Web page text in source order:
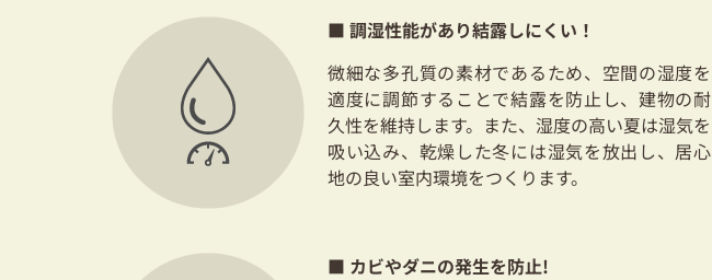
■ 調湿性能があり結露しにくい！
微細な多孔質の素材であるため、空間の湿度を
適度に調節することで結露を防止し、建物の耐
久性を維持します。また、湿度の高い夏は湿気を
吸い込み、乾燥した冬には湿気を放出し、居心
地の良い室内環境をつくります。
■ カビやダニの発生を防止!